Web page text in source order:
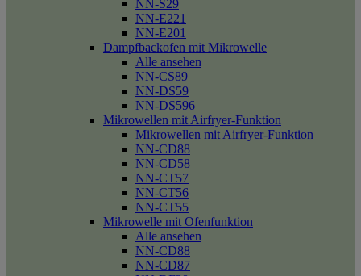
NN-S29
NN-E221
NN-E201
Dampfbackofen mit Mikrowelle
Alle ansehen
NN-CS89
NN-DS59
NN-DS596
Mikrowellen mit Airfryer-Funktion
Mikrowellen mit Airfryer-Funktion
NN-CD88
NN-CD58
NN-CT57
NN-CT56
NN-CT55
Mikrowelle mit Ofenfunktion
Alle ansehen
NN-CD88
NN-CD87